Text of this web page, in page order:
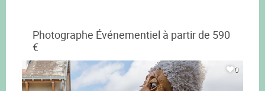
Photographe Événementiel à partir de 590
€
0